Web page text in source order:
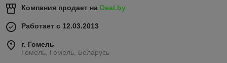
Компания продает на Deal.by
Работает с 12.03.2013
г. Гомель
Гомель, Гомель, Беларусь